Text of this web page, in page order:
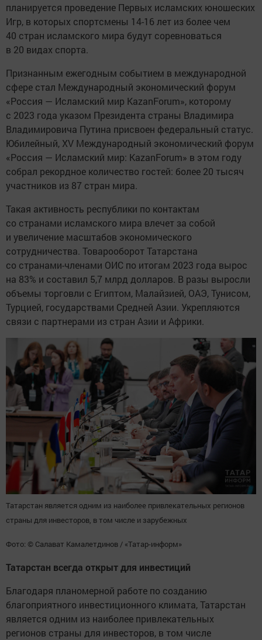
планируется проведение Первых исламских юношеских
Игр, в которых спортсмены 14-16 лет из более чем
40 стран исламского мира будут соревноваться
в 20 видах спорта.
Признанным ежегодным событием в международной
сфере стал Международный экономический форум
«Россия — Исламский мир KazanForum», которому
с 2023 года указом Президента страны Владимира
Владимировича Путина присвоен федеральный статус.
Юбилейный, XV Международный экономический форум
«Россия — Исламский мир: KazanForum» в этом году
собрал рекордное количество гостей: более 20 тысяч
участников из 87 стран мира.
Такая активность республики по контактам
со странами исламского мира влечет за собой
и увеличение масштабов экономического
сотрудничества. Товарооборот Татарстана
со странами-членами ОИС по итогам 2023 года вырос
на 83% и составил 5,7 млрд долларов. В разы выросли
объемы торговли с Египтом, Малайзией, ОАЭ, Тунисом,
Турцией, государствами Средней Азии. Укрепляются
связи с партнерами из стран Азии и Африки.
Татарстан является одним из наиболее привлекательных регионов
страны для инвесторов, в том числе и зарубежных
Фото: © Салават Камалетдинов / «Татар-информ»
Татарстан всегда открыт для инвестиций
Благодаря планомерной работе по созданию
благоприятного инвестиционного климата, Татарстан
является одним из наиболее привлекательных
регионов страны для инвесторов, в том числе